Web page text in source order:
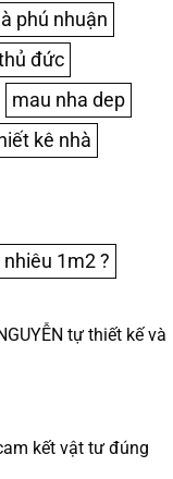
phú nhuận
đức
mau nha dep
kê nhà
1m2 ?
tự thiết kế và
kết vật tư đúng